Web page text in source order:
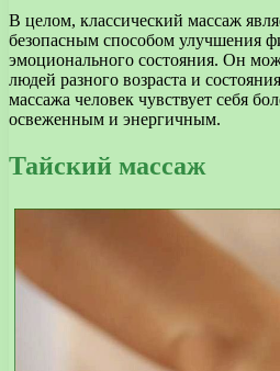
В целом, классический массаж
безопасным способом улучшения
эмоционального состояния. Он
людей разного возраста и
массажа человек чувствует себя
освеженным и энергичным.
Тайский массаж